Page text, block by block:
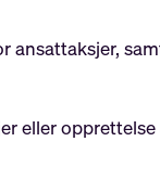
ansattaksjer,
eller